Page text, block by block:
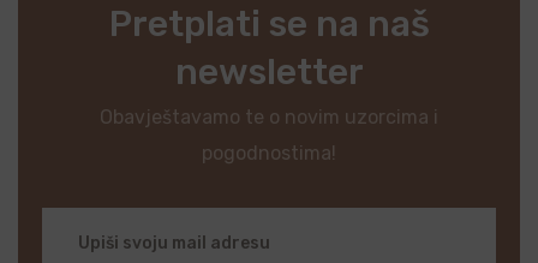
Pretplati se na naš
newsletter
Obavještavamo te o novim uzorcima i
pogodnostima!